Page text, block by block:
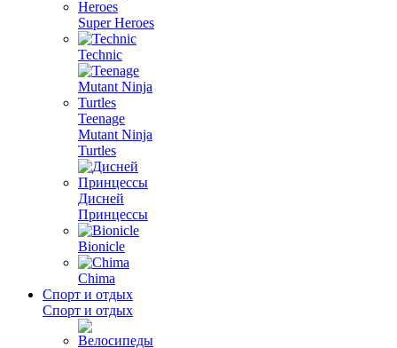
Super Heroes
Technic
Teenage
Mutant Ninja
Turtles
Дисней
Принцессы
Bionicle
Chima
Спорт и отдых
Спорт и отдых